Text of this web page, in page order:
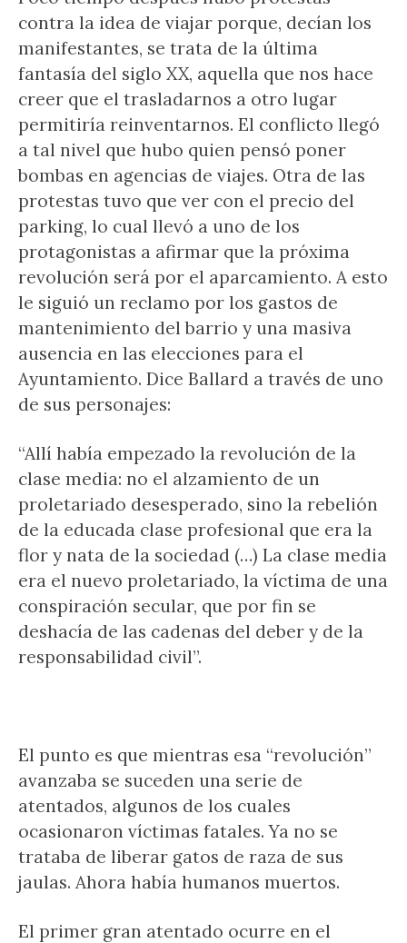
contra la idea de viajar porque, decían los
manifestantes, se trata de la última
fantasía del siglo XX, aquella que nos hace
creer que el trasladarnos a otro lugar
permitiría reinventarnos. El conflicto llegó
a tal nivel que hubo quien pensó poner
bombas en agencias de viajes. Otra de las
protestas tuvo que ver con el precio del
parking, lo cual llevó a uno de los
protagonistas a afirmar que la próxima
revolución será por el aparcamiento. A esto
le siguió un reclamo por los gastos de
mantenimiento del barrio y una masiva
ausencia en las elecciones para el
Ayuntamiento. Dice Ballard a través de uno
de sus personajes:
“Allí había empezado la revolución de la
clase media: no el alzamiento de un
proletariado desesperado, sino la rebelión
de la educada clase profesional que era la
flor y nata de la sociedad (…) La clase media
era el nuevo proletariado, la víctima de una
conspiración secular, que por fin se
deshacía de las cadenas del deber y de la
responsabilidad civil”.
El punto es que mientras esa “revolución”
avanzaba se suceden una serie de
atentados, algunos de los cuales
ocasionaron víctimas fatales. Ya no se
trataba de liberar gatos de raza de sus
jaulas. Ahora había humanos muertos.
El primer gran atentado ocurre en el